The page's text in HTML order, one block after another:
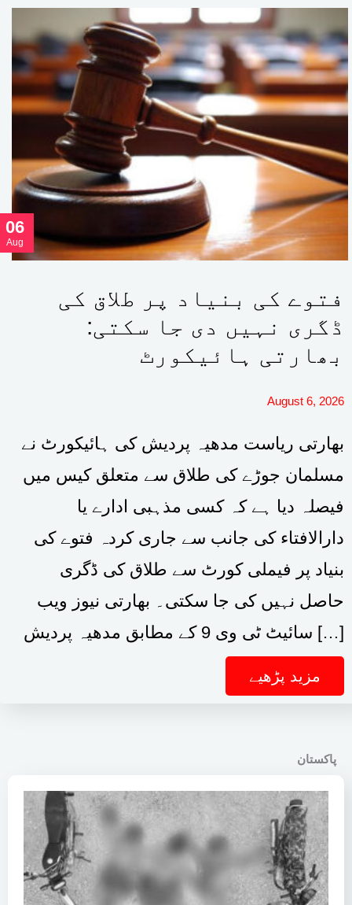
06
Aug
فتوے کی بنیاد پر طلاق کی
ڈگری نہیں دی جا سکتی:
بھارتی ہائیکورٹ
August 6, 2026
بھارتی ریاست مدھیہ پردیش کی ہائیکورٹ نے
مسلمان جوڑے کی طلاق سے متعلق کیس میں
فیصلہ دیا ہے کہ کسی مذہبی ادارے یا
دارالافتاء کی جانب سے جاری کردہ فتوے کی
بنیاد پر فیملی کورٹ سے طلاق کی ڈگری
حاصل نہیں کی جا سکتی۔ بھارتی نیوز ویب
سائیٹ ٹی وی 9 کے مطابق مدھیہ پردیش […]
مزید پڑھیے
پاکستان